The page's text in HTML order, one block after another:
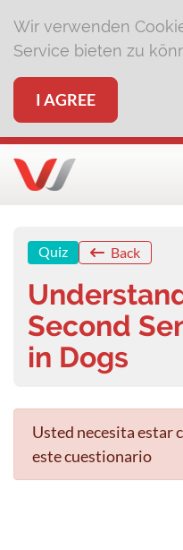
Wir verwenden
Service bieten zu
I AGREE
Quiz Back
Second
in Dogs
Usted necesita estar
este cuestionario